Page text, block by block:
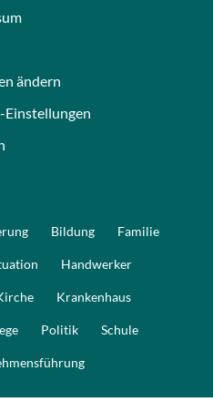
ändern
Bildung Familie
Handwerker
Krankenhaus
Politik Schule